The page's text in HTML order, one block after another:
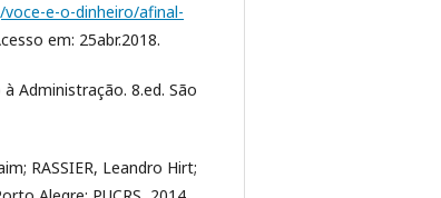
e-o-dinheiro/afinal-
em: 25abr.2018.
Administração. 8.ed. São
RASSIER, Leandro Hirt;